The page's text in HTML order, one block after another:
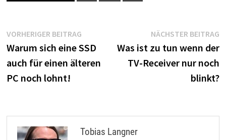
Beitragsnavigation
VORHERIGER BEITRAGVorheriger
Beitrag:
Warum sich eine SSD
auch für einen älteren
PC noch lohnt!
NÄCHSTER BEITRAG
Was ist zu tun wenn der
TV-Receiver nur noch
blinkt?
Tobias Langner